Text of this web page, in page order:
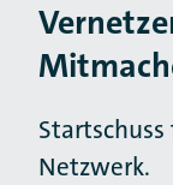
Netzwerk.